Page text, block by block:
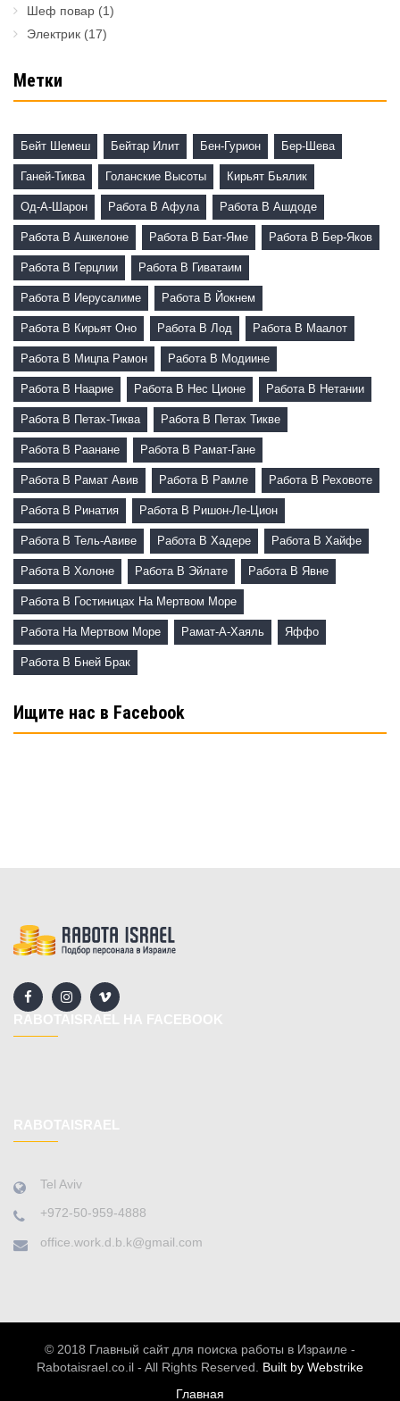
Шеф повар (1)
Электрик (17)
Метки
Бейт Шемеш Бейтар Илит Бен-Гурион Бер-Шева
Ганей-Тиква Голанские Высоты Кирьят Бьялик
Од-А-Шарон Работа В Афула Работа В Ашдоде
Работа В Ашкелоне Работа В Бат-Яме Работа В Бер-Яков
Работа В Герцлии Работа В Гиватаим
Работа В Иерусалиме Работа В Йокнем
Работа В Кирьят Оно Работа В Лод Работа В Маалот
Работа В Мицпа Рамон Работа В Модиине
Работа В Наарие Работа В Нес Ционе Работа В Нетании
Работа В Петах-Тиква Работа В Петах Тикве
Работа В Раанане Работа В Рамат-Гане
Работа В Рамат Авив Работа В Рамле Работа В Реховоте
Работа В Ринатия Работа В Ришон-Ле-Цион
Работа В Тель-Авиве Работа В Хадере Работа В Хайфе
Работа В Холоне Работа В Эйлате Работа В Явне
Работа В Гостиницах На Мертвом Море
Работа На Мертвом Море Рамат-А-Хаяль Яффо
Работа В Бней Брак
Ищите нас в Facebook
Tel Aviv
+972-50-959-4888
office.work.d.b.k@gmail.com
© 2018 Главный сайт для поиска работы в Израиле -
Rabotaisrael.co.il - All Rights Reserved. Built by Webstrike
Главная